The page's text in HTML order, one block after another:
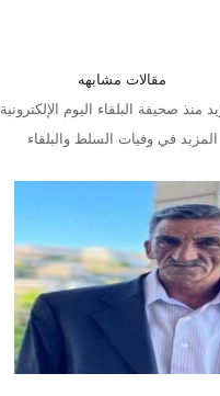
مقالات مشابهه
منذ صحيفة البلقاء اليوم الإلكترونية
المزيد في وفيات السلط والبلقاء